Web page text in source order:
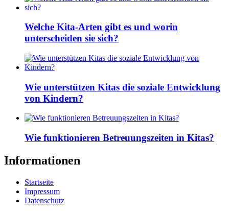
Welche Kita-Arten gibt es und worin
unterscheiden sie sich?
Wie unterstützen Kitas die soziale Entwicklung
von Kindern?
Wie funktionieren Betreuungszeiten in Kitas?
Informationen
Startseite
Impressum
Datenschutz